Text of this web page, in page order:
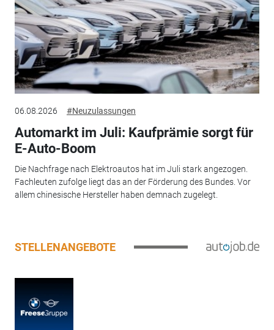
06.08.2026 #Neuzulassungen
Automarkt im Juli: Kaufprämie sorgt für
E-Auto-Boom
Die Nachfrage nach Elektroautos hat im Juli stark angezogen.
Fachleuten zufolge liegt das an der Förderung des Bundes. Vor
allem chinesische Hersteller haben demnach zugelegt.
STELLENANGEBOTE